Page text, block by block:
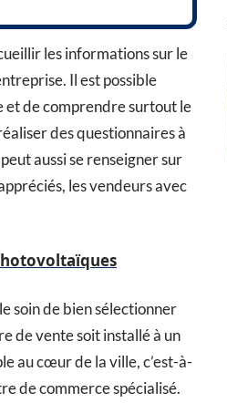
les informations sur le
Il est possible
et de comprendre surtout le
des questionnaires à
aussi se renseigner sur
les vendeurs avec
soin de bien sélectionner
de vente soit installé à un
au cœur de la ville, c’est-à-
de commerce spécialisé.